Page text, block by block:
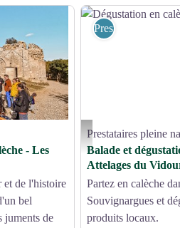
d'une église - Les Attelages du Vidourle
- Les
de l'histoire
bel
juments de
Dégustation en calèche -
Prestataires pleine
Prestataires pleine
Balade et
Attelages du
Partez en calèche
Souvignargues et
produits locaux.